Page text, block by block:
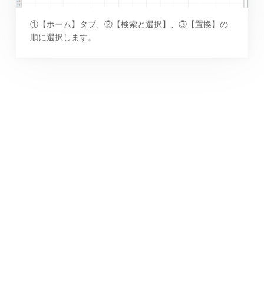
①【ホーム】タブ、②【検索と選択】、③【置換】の
順に選択します。